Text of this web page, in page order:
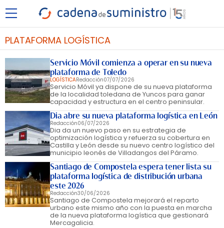
PLATAFORMA LOGÍSTICA
Servicio Móvil comienza a operar en su nueva
plataforma de Toledo
LOGÍSTICARedacción07/07/2026
Servicio Móvil ya dispone de su nueva plataforma
de la localidad toledana de Yuncos para ganar
capacidad y estructura en el centro peninsular.
Dia abre su nueva plataforma logística en León
Redacción06/07/2026
Dia da un nuevo paso en su estrategia de
optimización logística y refuerza su cobertura en
Castilla y León desde su nuevo centro logístico del
municipio leonés de Villadangos del Páramo.
Santiago de Compostela espera tener lista su
plataforma logística de distribución urbana
este 2026
Redacción30/06/2026
Santiago de Compostela mejorará el reparto
urbano este mismo año con la puesta en marcha
de la nueva plataforma logística que gestionará
Mercagalicia.